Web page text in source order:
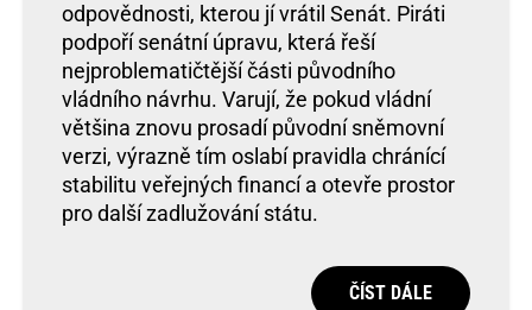
odpovědnosti, kterou jí vrátil Senát. Piráti
podpoří senátní úpravu, která řeší
nejproblematičtější části původního
vládního návrhu. Varují, že pokud vládní
většina znovu prosadí původní sněmovní
verzi, výrazně tím oslabí pravidla chránící
stabilitu veřejných financí a otevře prostor
pro další zadlužování státu.
ČÍST DÁLE